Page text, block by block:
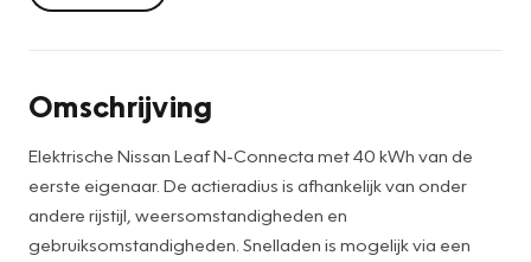
Omschrijving
Elektrische Nissan Leaf N-Connecta met 40 kWh van de
eerste eigenaar. De actieradius is afhankelijk van onder
andere rijstijl, weersomstandigheden en
gebruiksomstandigheden. Snelladen is mogelijk via een